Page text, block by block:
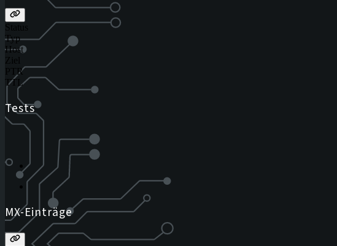
Status
Typ
Host
Ziel
PTR
TTL
Tests
MX-Einträge